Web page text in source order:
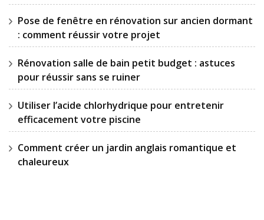
Pose de fenêtre en rénovation sur ancien dormant
: comment réussir votre projet
Rénovation salle de bain petit budget : astuces
pour réussir sans se ruiner
Utiliser l’acide chlorhydrique pour entretenir
efficacement votre piscine
Comment créer un jardin anglais romantique et
chaleureux